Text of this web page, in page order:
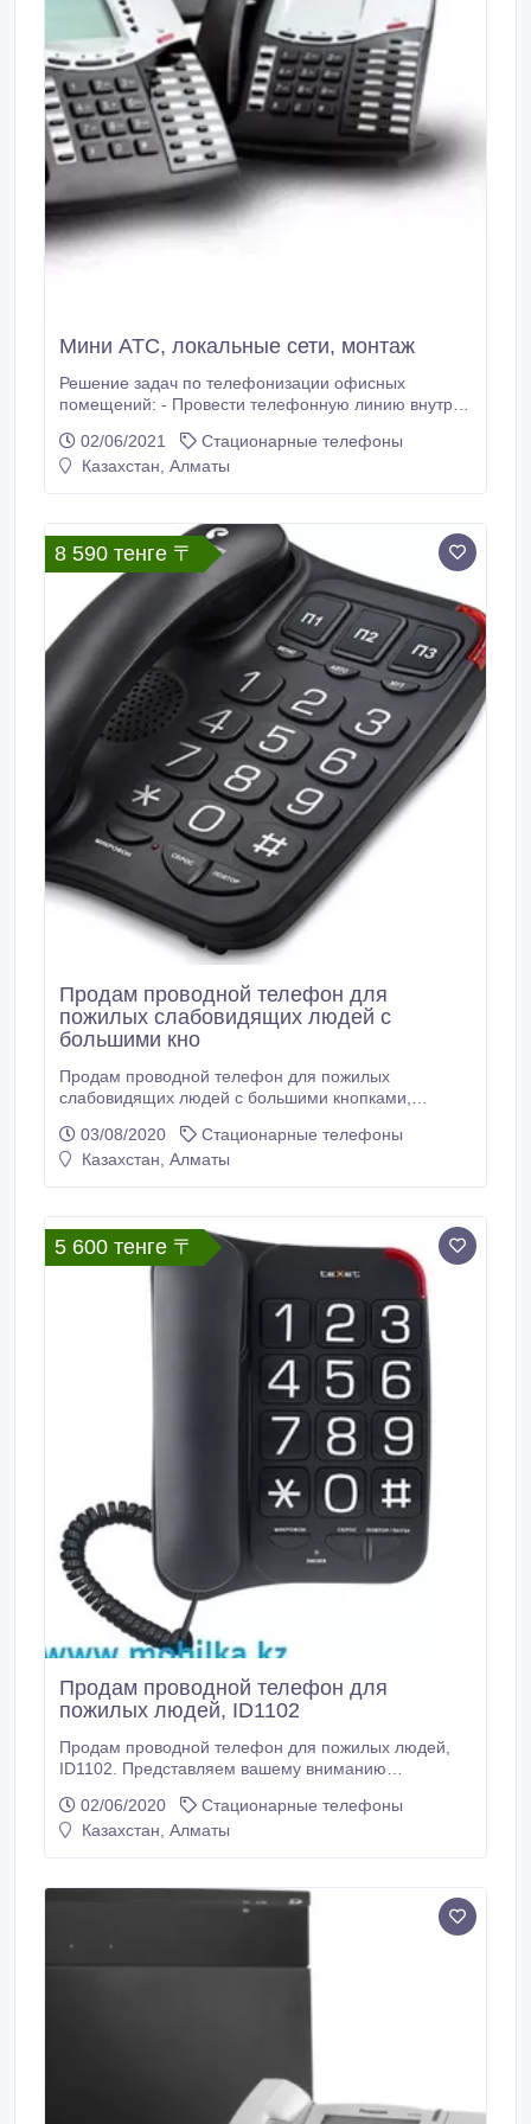
Мини АТС, локальные сети, монтаж
Решение задач по телефонизации офисных
помещений: - Провести телефонную линию внутри
Привести в порядок провода, кабели связи; -
Установить мини АТС в офисе; - Перенести и
функции для абонентов; - Подключить системный
телефон к АТС Техническое обслуживание.
02/06/2021
Стационарные телефоны
Казахстан, Алматы
8 590 тенге 〒
Продам проводной телефон для
пожилых слабовидящих людей с
большими кно
Продам проводной телефон для пожилых
слабовидящих людей с большими кнопками,
ID2241T. Представляем стационарный проводной
телефон, адаптированный для пожилых людей с
переговоров по городской линии.
03/08/2020
Стационарные телефоны
Казахстан, Алматы
5 600 тенге 〒
Продам проводной телефон для
пожилых людей, ID1102
Продам проводной телефон для пожилых людей,
ID1102. Представляем вашему вниманию
телефон по достоинству оценят не только люди
преклонного возраста, но и слабовидящие люди,
02/06/2020
Стационарные телефоны
Казахстан, Алматы